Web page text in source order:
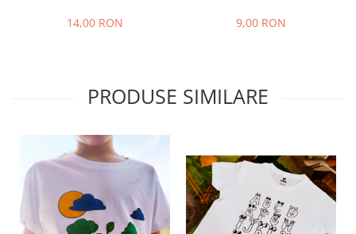
14,00 RON 9,00 RON
PRODUSE SIMILARE